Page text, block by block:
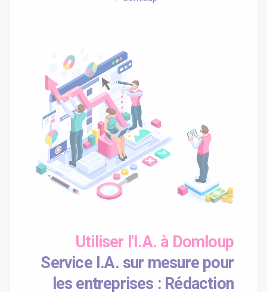
Utiliser l'I.A. à Domloup
Service I.A. sur mesure pour
les entreprises : Rédaction